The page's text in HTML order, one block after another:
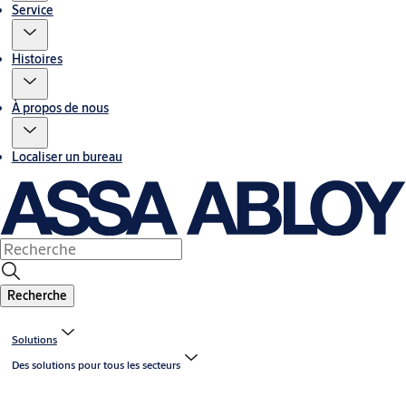
Service
Histoires
À propos de nous
Localiser un bureau
Recherche
Solutions
Des solutions pour tous les secteurs